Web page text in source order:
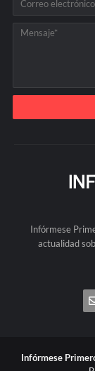
Infórmese
actualidad
Infórmese